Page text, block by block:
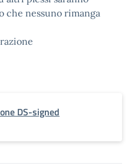
che nessuno rimanga
DS-signed